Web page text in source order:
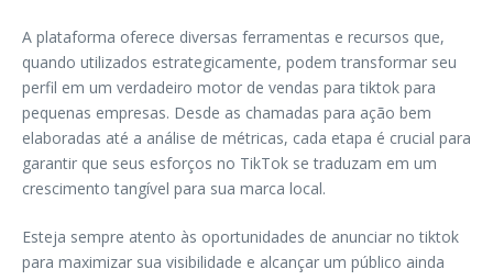
A plataforma oferece diversas ferramentas e recursos que,
quando utilizados estrategicamente, podem transformar seu
perfil em um verdadeiro motor de vendas para tiktok para
pequenas empresas. Desde as chamadas para ação bem
elaboradas até a análise de métricas, cada etapa é crucial para
garantir que seus esforços no TikTok se traduzam em um
crescimento tangível para sua marca local.
Esteja sempre atento às oportunidades de anunciar no tiktok
para maximizar sua visibilidade e alcançar um público ainda